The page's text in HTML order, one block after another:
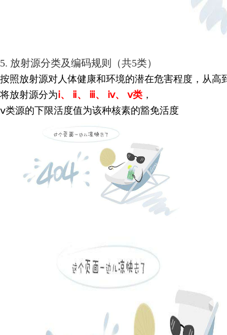
5. 放射源分类及编码规则（共5类）
按照放射源对人体健康和环境的潜在危害程度，从高
将放射源分为ⅰ、 ⅱ、 ⅲ、 ⅳ、 ⅴ类 ，
ⅴ类源的下限活度值为该种核素的豁免活度